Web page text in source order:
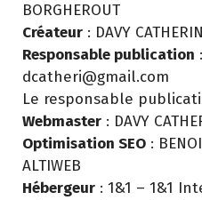
BORGHEROUT
Créateur : DAVY
Responsable publication
dcatheri@gmail.com
Le responsable
Webmaster : DAVY
Optimisation SEO :
ALTIWEB
Hébergeur : 1&1 – 1&1